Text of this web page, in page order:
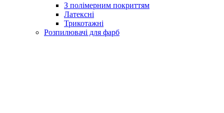
З полімерним покриттям
Латексні
Трикотажні
Розпилювачі для фарб